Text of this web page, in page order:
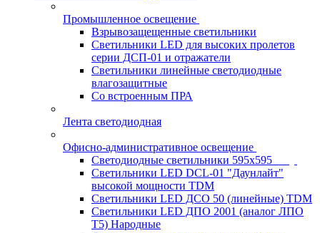
Промышленное освещение
Взрывозащещенные светильники
Светильники LED для высоких пролетов
серии ДСП-01 и отражатели
Светильники линейные светодиодные
влагозащитные
Со встроенным ПРА
Лента светодиодная
Офисно-административное освещение
Светодиодные светильники 595x595
Светильники LED DCL-01 "Даунлайт"
высокой мощности TDM
Светильники LED ДСО 50 (линейные) TDM
Светильники LED ДПО 2001 (аналог ЛПО
Т5) Народные